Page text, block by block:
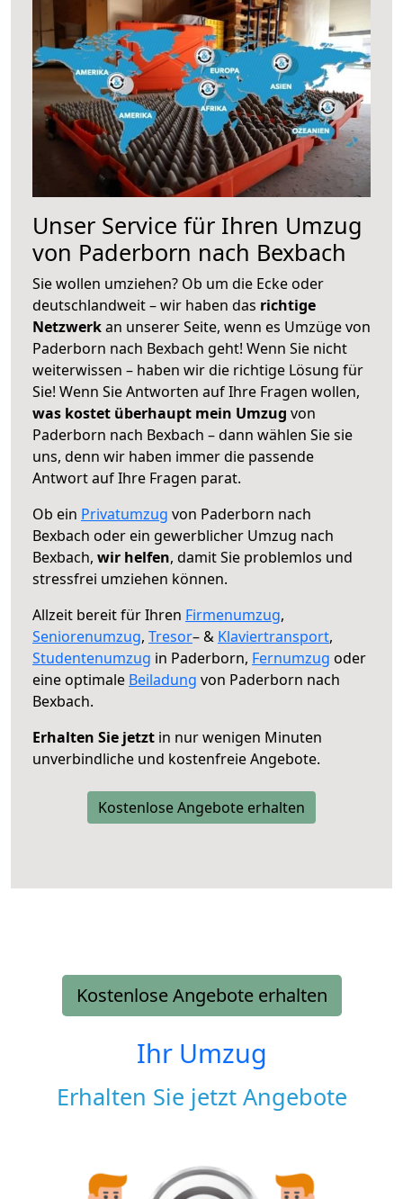
Unser Service für Ihren Umzug
von Paderborn nach Bexbach
Sie wollen umziehen? Ob um die Ecke oder
deutschlandweit – wir haben das richtige
Netzwerkan unserer Seite, wenn es Umzüge von
Paderborn nach Bexbach geht! Wenn Sie nicht
weiterwissen – haben wir die richtige Lösung für
Sie! Wenn Sie Antworten auf Ihre Fragen wollen,
was kostet überhaupt mein Umzug von
Paderborn nach Bexbach – dann wählen Sie sie
uns, denn wir haben immer die passende
Antwort auf Ihre Fragen parat.
Ob ein Privatumzug von Paderborn nach
Bexbach oder ein gewerblicher Umzug nach
Bexbach, wir helfen, damit Sie problemlos und
stressfrei umziehen können.
Allzeit bereit für Ihren Firmenumzug,
Seniorenumzug, Tresor– & Klaviertransport,
Studentenumzug in Paderborn, Fernumzug oder
eine optimale Beiladung von Paderborn nach
Bexbach.
Erhalten Sie jetzt in nur wenigen Minuten
unverbindliche und kostenfreie Angebote.
Kostenlose Angebote erhalten
Kostenlose Angebote erhalten
Ihr Umzug
Erhalten Sie jetzt Angebote